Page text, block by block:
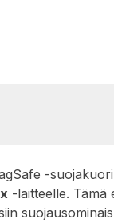
-
-laitteelle.